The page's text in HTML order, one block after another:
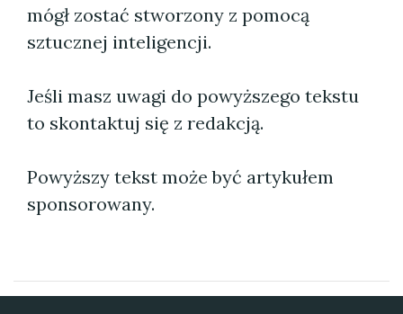
mógł zostać stworzony z pomocą
sztucznej inteligencji.
Jeśli masz uwagi do powyższego tekstu
to skontaktuj się z redakcją.
Powyższy tekst może być artykułem
sponsorowany.